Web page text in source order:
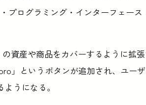
プログラミング・インターフェース
資産や商品をカバーするように拡張
」というボタンが追加され、ユー
うになる。